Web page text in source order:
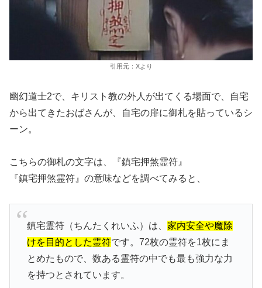
引用元：Xより
幽幻道士2で、キリスト教の外人が出てくる場面で、自宅
から出てきたおばさんが、自宅の扉に御札を貼っているシ
ーン。
こちらの御札の文字は、『鎮宅押煞霊符』
『鎮宅押煞霊符』の意味などを調べてみると、
鎮宅霊符（ちんたくれいふ）は、 家内安全や魔除
けを目的とした霊符です。72枚の霊符を1枚にま
とめたもので、数ある霊符の中でも最も強力な力
を持つとされています。